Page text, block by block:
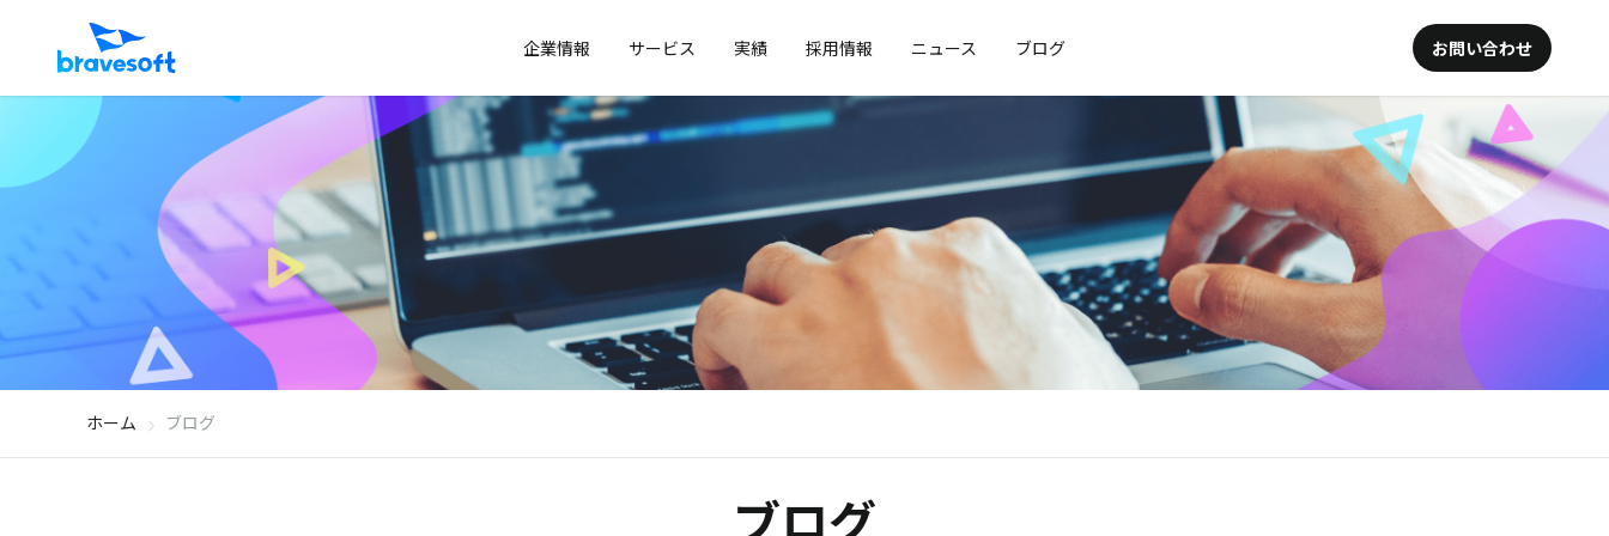
企業情報 サービス 実績 採用情報 ニュース ブログ お問い合わせ
ホーム ブログ
ブログ